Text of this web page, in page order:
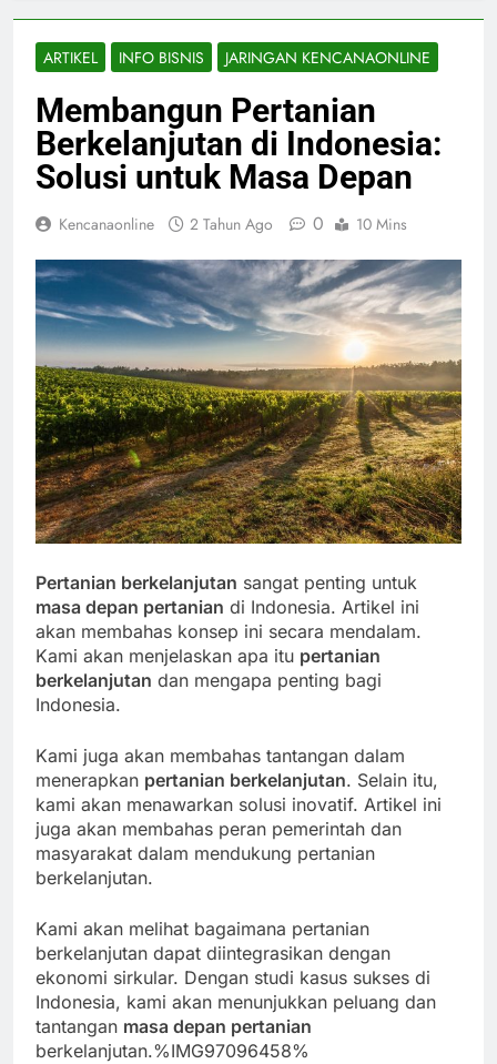
ARTIKEL INFO BISNIS JARINGAN KENCANAONLINE
Membangun Pertanian
Berkelanjutan di Indonesia:
Solusi untuk Masa Depan
Kencanaonline 2 Tahun Ago 0 10 Mins
Pertanian berkelanjutan sangat penting untuk
masa depan pertanian di Indonesia. Artikel ini
akan membahas konsep ini secara mendalam.
Kami akan menjelaskan apa itu pertanian
berkelanjutan dan mengapa penting bagi
Indonesia.
Kami juga akan membahas tantangan dalam
menerapkan pertanian berkelanjutan. Selain itu,
kami akan menawarkan solusi inovatif. Artikel ini
juga akan membahas peran pemerintah dan
masyarakat dalam mendukung pertanian
berkelanjutan.
Kami akan melihat bagaimana pertanian
berkelanjutan dapat diintegrasikan dengan
ekonomi sirkular. Dengan studi kasus sukses di
Indonesia, kami akan menunjukkan peluang dan
tantangan masa depan pertanian
berkelanjutan.%IMG97096458%